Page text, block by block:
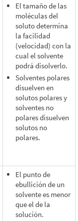
El tamaño de las
moléculas del
soluto determina
la facilidad
(velocidad) con la
cual el solvente
podrá disolverlo.
Solventes polares
disuelven en
solutos polares y
solventes no
polares disuelven
solutos no
polares.
El punto de
ebullición de un
solvente es menor
que el de la
solución.